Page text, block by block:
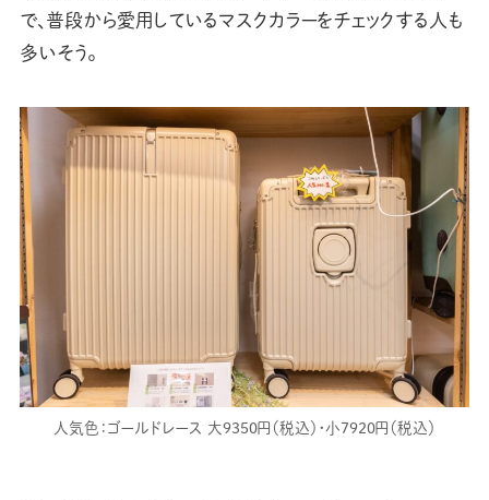
で、普段から愛用しているマスクカラーをチェックする人も
多いそう。
人気色：ゴールドレース 大9350円（税込）・小7920円（税込）